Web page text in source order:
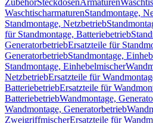
ZubehörSteckdosenArmaturen
WaschtischarmaturenStandmontage,
Standmontage, Netzbetrieb
für Standmontage, Batteriebetrieb
GeneratorbetriebErsatzteile für
GeneratorbetriebStandmontage,
Standmontage, Einhebelmischer
NetzbetriebErsatzteile für
BatteriebetriebErsatzteile für
BatteriebetriebWandmontage,
Wandmontage, Generatorbetrieb
ZweigriffmischerErsatzteile für